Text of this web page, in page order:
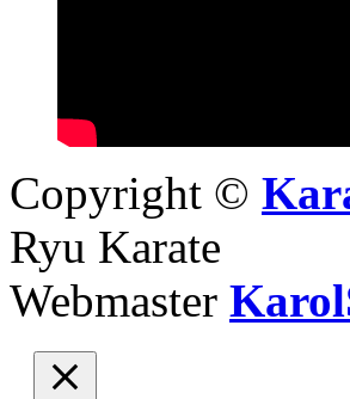
Copyright ©
Ryu Karate
Webmaster